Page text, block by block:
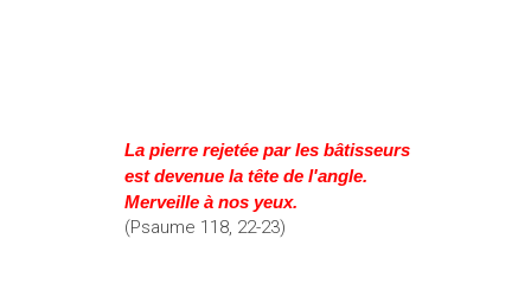
La pierre rejetée par les bâtisseurs
est devenue la tête de l'angle.
Merveille à nos yeux.
(Psaume 118, 22-23)